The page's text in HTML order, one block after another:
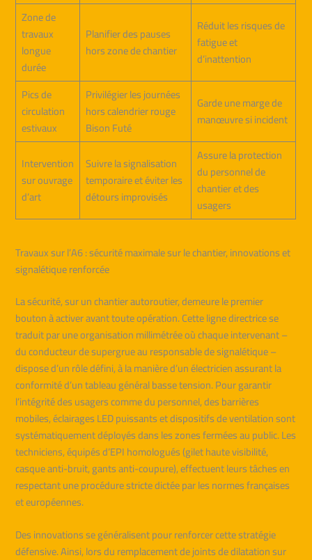
Zone de
travaux
longue
durée
Planifier des pauses
hors zone de chantier
Réduit les risques de
fatigue et
d’inattention
Pics de
circulation
estivaux
Privilégier les journées
hors calendrier rouge
Bison Futé
Garde une marge de
manœuvre si incident
Intervention
sur ouvrage
d’art
Suivre la signalisation
temporaire et éviter les
détours improvisés
Assure la protection
du personnel de
chantier et des
usagers
Travaux sur l’A6 : sécurité maximale sur le chantier, innovations et
signalétique renforcée
La sécurité, sur un chantier autoroutier, demeure le premier
bouton à activer avant toute opération. Cette ligne directrice se
traduit par une organisation millimétrée où chaque intervenant –
du conducteur de supergrue au responsable de signalétique –
dispose d’un rôle défini, à la manière d’un électricien assurant la
conformité d’un tableau général basse tension. Pour garantir
l’intégrité des usagers comme du personnel, des barrières
mobiles, éclairages LED puissants et dispositifs de ventilation sont
systématiquement déployés dans les zones fermées au public. Les
techniciens, équipés d’EPI homologués (gilet haute visibilité,
casque anti-bruit, gants anti-coupure), effectuent leurs tâches en
respectant une procédure stricte dictée par les normes françaises
et européennes.
Des innovations se généralisent pour renforcer cette stratégie
défensive. Ainsi, lors du remplacement de joints de dilatation sur